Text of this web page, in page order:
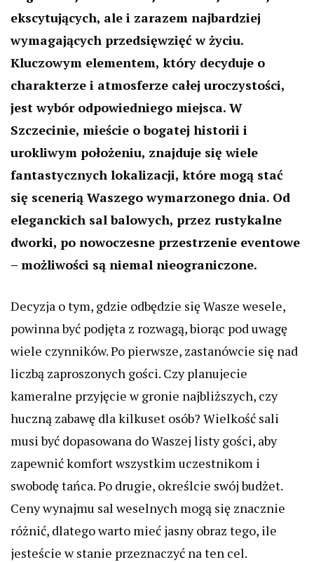
ekscytujących, ale i zarazem najbardziej
wymagających przedsięwzięć w życiu.
Kluczowym elementem, który decyduje o
charakterze i atmosferze całej uroczystości,
jest wybór odpowiedniego miejsca. W
Szczecinie, mieście o bogatej historii i
urokliwym położeniu, znajduje się wiele
fantastycznych lokalizacji, które mogą stać
się scenerią Waszego wymarzonego dnia. Od
eleganckich sal balowych, przez rustykalne
dworki, po nowoczesne przestrzenie eventowe
– możliwości są niemal nieograniczone.
Decyzja o tym, gdzie odbędzie się Wasze wesele,
powinna być podjęta z rozwagą, biorąc pod uwagę
wiele czynników. Po pierwsze, zastanówcie się nad
liczbą zaproszonych gości. Czy planujecie
kameralne przyjęcie w gronie najbliższych, czy
huczną zabawę dla kilkuset osób? Wielkość sali
musi być dopasowana do Waszej listy gości, aby
zapewnić komfort wszystkim uczestnikom i
swobodę tańca. Po drugie, określcie swój budżet.
Ceny wynajmu sal weselnych mogą się znacznie
różnić, dlatego warto mieć jasny obraz tego, ile
jesteście w stanie przeznaczyć na ten cel.